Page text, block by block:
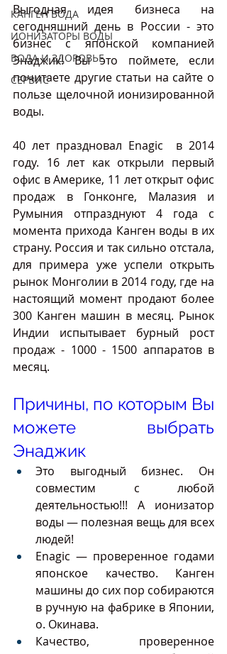
КАНГЕН ВОДА
ИОНИЗАТОРЫ ВОДЫ
ВОДА И ЗДОРОВЬЕ
СЕРВИС
Выгодная идея бизнеса на
сегодняшний день в России - это
бизнес с японской компанией
Энаджик! Вы это поймете, если
почитаете другие статьи на сайте о
пользе щелочной ионизированной
воды.
40 лет праздновал Enagic  в 2014
году. 16 лет как открыли первый
офис в Америке, 11 лет открыт офис
продаж в Гонконге, Малазия и
Румыния отпразднуют 4 года с
момента прихода Канген воды в их
страну. Россия и так сильно отстала,
для примера уже успели открыть
рынок Монголии в 2014 году, где на
настоящий момент продают более
300 Канген машин в месяц. Рынок
Индии испытывает бурный рост
продаж - 1000 - 1500 аппаратов в
месяц.
Причины, по которым Вы
можете выбрать
Энаджик
Это выгодный бизнес. Он
совместим с любой
деятельностью!!! А ионизатор
воды — полезная вещь для всех
людей!
Enagic — проверенное годами
японское качество. Канген
машины до сих пор собираются
в ручную на фабрике в Японии,
о. Окинава.
Качество, проверенное